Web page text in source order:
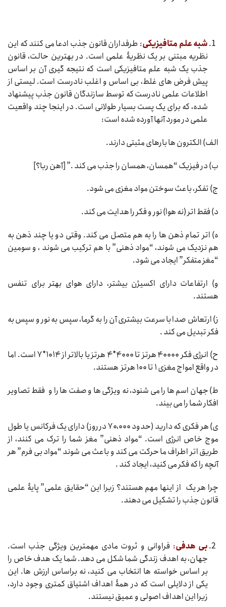
شبه علم متافیزیکی: طرفداران قانون جذب ادعا می کنند که این
نظریه مبتنی بر یک نظریۀ علمی است. در بهترین حالت، قانون
جذب یک شبه علم متافیزیکی است که نتیجه گیری آن بر اساس
پیش فرض های غلط، بی اساس و اغلب نادرست است. لیستی از
اطلاعات علمی نادرست که توسط سازندگان قانون جذب پیشنهاد
شده، که برای یک پست بسیار طولانی است. در اینجا چند واقعیت
علمی در مورد آنها آورده شده است:
الف) الکترون ها بارهای مثبتی دارند.
ب) در فیزیک “همسان، همسان را جذب می کند .” [آهن ربا؟]
ج) تفکر، باعث سوختن مواد مغزی می شود.
د) فقط اتر (نه هوا) نور و فکر را هدایت می کند.
ه) اتر تمام ذهن ها را به هم متصل می کند. وقتی دو یا چند ذهن به
هم نزدیک می شوند، “مواد ذهنی” با هم ترکیب می شوند ، و سومین
“مغز متفکر” ایجاد می شود.
و) ارتفاعات دارای اکسیژن بیشتر، دارای هوای بهتر برای تنفس
هستند.
ز) ارتعاش صدا با سرعت بیشتری آن را به گرما، سپس به نور و سپس به
فکر تبدیل می کند .
ح) انرژی فکر ۴۰۰۰۰ هرتز تا ۴۰۰۰*۴ هرتز یا بالاتر از ۱۰۱۴*۷ است. اما
در واقع امواج مغزی ۱ تا ۱۰۰ هرتز هستند.
ط) جهان اسم ها را می شنود، نه ویژگی ها و صفت ها را و فقط تصاویر
افکار شما را می بیند.
ی) هر فکری که دارید (حدود ۷۰،۰۰۰ در روز) دارای یک فرکانس یا طول
موج خاص انرژی است. “مواد ذهنی” مغز شما را ترک می کنند، از
طریق اتر اطراف ما حرکت می کند و باعث می شوند “مواد بی فرم” هر
آنچه را که فکر می کنید، ایجاد کند .
چرا هر یک از اینها مهم هستند؟ زیرا این “حقایق علمی” پایۀ علمی
قانون جذب را تشکیل می دهند.
بی هدفی: فراوانی و ثروت مادی مهمترین ویژگی جذب است.
جهان، به اهدف زندگی شما شکل می دهد. شما یک هدف خاص را
بر اساس خواسته ها انتخاب می کنید، نه براساس ارزش ها. این
یکی از دلایلی است که در همۀ اهداف اشتیاق کمتری وجود دارد،
زیرا این اهداف اصولی و عمیق نیستند.